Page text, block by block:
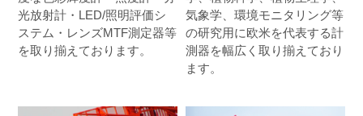
光放射計・LED/照明評価シ
ステム・レンズMTF測定器等
を取り揃えております。
気象学、環境モニタリング等
の研究用に欧米を代表する計
測器を幅広く取り揃えており
ます。